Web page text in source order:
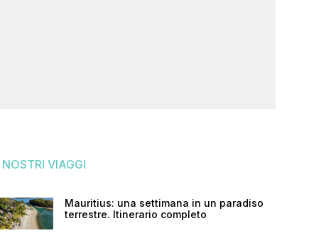
NOSTRI VIAGGI
Mauritius: una settimana in un paradiso
terrestre. Itinerario completo